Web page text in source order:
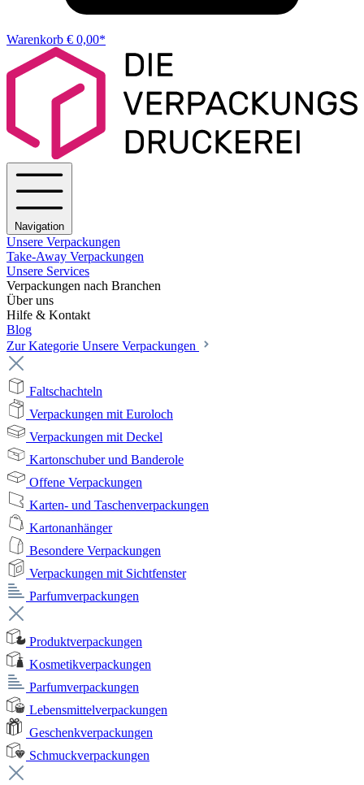
Warenkorb € 0,00*
Navigation
Unsere Verpackungen
Take-Away Verpackungen
Unsere Services
Verpackungen nach Branchen
Über uns
Hilfe & Kontakt
Blog
Zur Kategorie Unsere Verpackungen
Faltschachteln
Verpackungen mit Euroloch
Verpackungen mit Deckel
Kartonschuber und Banderole
Offene Verpackungen
Karten- und Taschenverpackungen
Kartonanhänger
Besondere Verpackungen
Verpackungen mit Sichtfenster
Parfumverpackungen
Produktverpackungen
Kosmetikverpackungen
Parfumverpackungen
Lebensmittelverpackungen
Geschenkverpackungen
Schmuckverpackungen